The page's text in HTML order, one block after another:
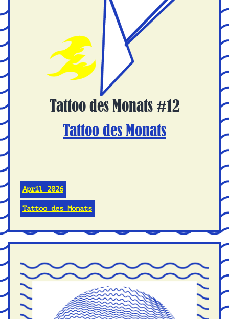
Tattoo des Monats #12
Tattoo des Monats
April 2026
Tattoo des Monats